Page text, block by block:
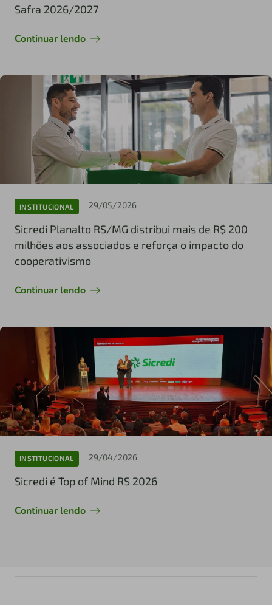
Safra 2026/2027
Continuar lendo
INSTITUCIONAL 29/05/2026
Sicredi Planalto RS/MG distribui mais de R$ 200
milhões aos associados e reforça o impacto do
cooperativismo
Continuar lendo
INSTITUCIONAL 29/04/2026
Sicredi é Top of Mind RS 2026
Continuar lendo